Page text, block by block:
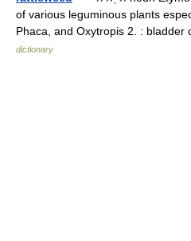
of various leguminous plants
Phaca, and Oxytropis 2. :
dictionary